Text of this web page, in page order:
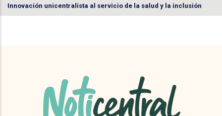
Innovación unicentralista al servicio de la salud y la inclusión